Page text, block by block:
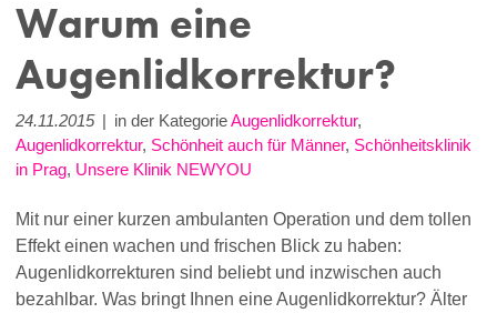
Warum eine
Augenlidkorrektur?
24.11.2015 | in der KategorieAugenlidkorrektur,
Augenlidkorrektur, Schönheit auch für Männer, Schönheitsklinik
in Prag, Unsere Klinik NEWYOU
Mit nur einer kurzen ambulanten Operation und dem tollen
Effekt einen wachen und frischen Blick zu haben:
Augenlidkorrekturen sind beliebt und inzwischen auch
bezahlbar. Was bringt Ihnen eine Augenlidkorrektur? Älter